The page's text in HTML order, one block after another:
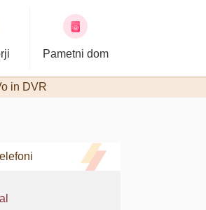
Pametni dom
in DVR